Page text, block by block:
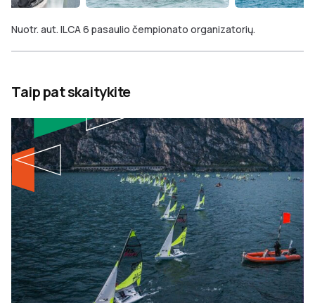
Nuotr. aut. ILCA 6 pasaulio čempionato organizatorių.
Taip pat skaitykite